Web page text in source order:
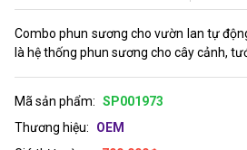
Combo phun sương cho vườn lan tự
là hệ thống phun sương cho cây cảnh,
Mã sản phẩm: SP001973
Thương hiệu:
OEM